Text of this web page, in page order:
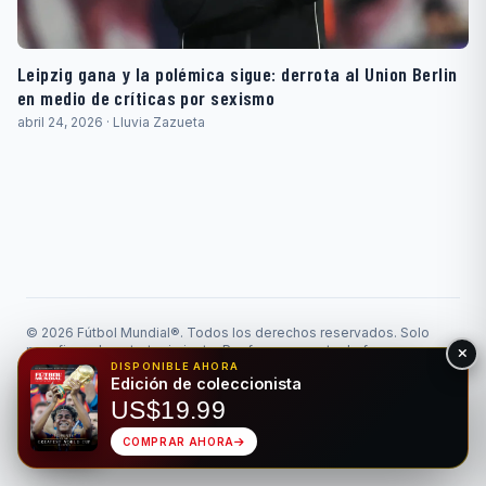
Leipzig gana y la polémica sigue: derrota al Union Berlin
en medio de críticas por sexismo
abril 24, 2026 · Lluvia Zazueta
© 2026 Fútbol Mundial®. Todos los derechos reservados. Solo
para fines de entretenimiento. Por favor, apuesta de forma
responsable.
Juego ResponsablePrivacidad
Hecho para el deporte rey • Bilingüe EN/ES
DISPONIBLE AHORA
Edición de coleccionista
US$19.99
COMPRAR AHORA